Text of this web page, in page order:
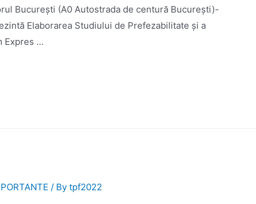
București (A0 Autostrada de centură București)-
Elaborarea Studiului de Prefezabilitate și a
Expres …
/ Bytpf2022